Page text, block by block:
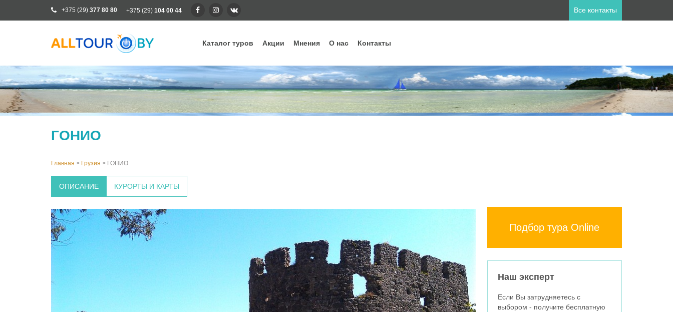
+375 (29) 377 80 80 +375 (29) 104 00 44 Все контакты
Каталог туров
Раннее бронирование
Отдых с детьми
Наши основные направления и страны
Вьетнам Грузия Египет
Индонезия
Испания Италия
Катар
Акции Мнения О нас Контакты
ГОНИО
Главная > Грузия > ГОНИО
ОПИСАНИЕ КУРОРТЫ И КАРТЫ
Подбор тура Online
Наш эксперт
Если Вы затрудняетесь с
выбором - получите бесплатную